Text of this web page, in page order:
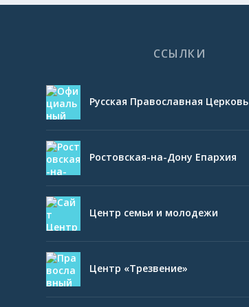
ССЫЛКИ
Русская Православная Церковь
Ростовская-на-Дону Епархия
Центр семьи и молодежи
Центр «Трезвение»